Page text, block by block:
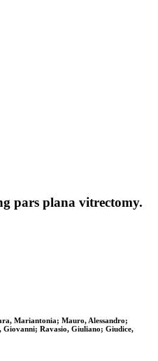
pars plana vitrectomy.
Mariantonia; Mauro, Alessandro;
Ravasio, Giuliano; Giudice,